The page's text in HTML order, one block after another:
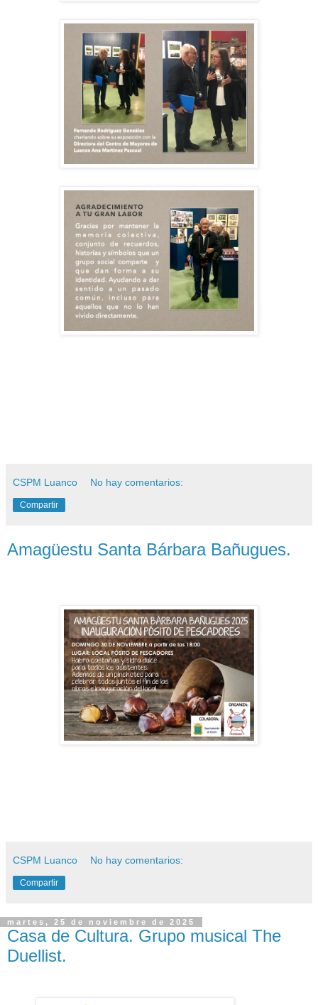
CSPM Luanco No hay comentarios:
Compartir
Amagüestu Santa Bárbara Bañugues.
CSPM Luanco No hay comentarios:
Compartir
martes, 25 de noviembre de 2025
Casa de Cultura. Grupo musical The
Duellist.